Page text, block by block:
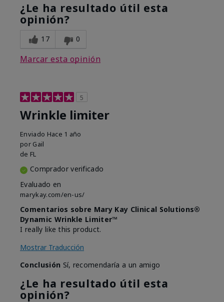
¿Le ha resultado útil esta
opinión?
17 0
Marcar esta opinión
5
Wrinkle limiter
Enviado Hace 1 año
por Gail
de FL
Comprador verificado
Evaluado en
marykay.com/en-us/
Comentarios sobre Mary Kay Clinical Solutions®
Dynamic Wrinkle Limiter™
I really like this product.
Mostrar Traducción
Conclusión Sí, recomendaría a un amigo
¿Le ha resultado útil esta
opinión?